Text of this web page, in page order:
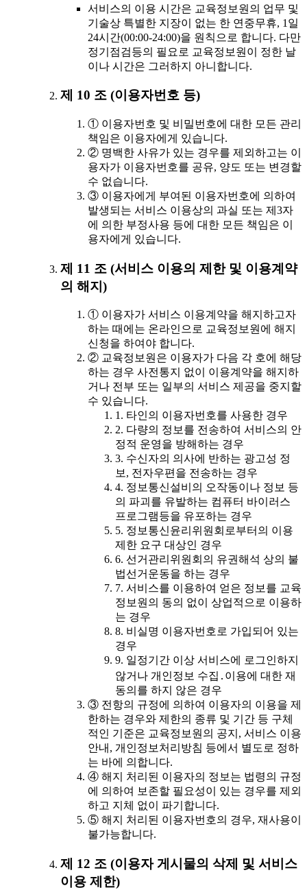
서비스의 이용 시간은 교육정보원의 업무 및
기술상 특별한 지장이 없는 한 연중무휴, 1일
24시간(00:00-24:00)을 원칙으로 합니다. 다만
정기점검등의 필요로 교육정보원이 정한 날
이나 시간은 그러하지 아니합니다.
제 10 조 (이용자번호 등)
① 이용자번호 및 비밀번호에 대한 모든 관리
책임은 이용자에게 있습니다.
② 명백한 사유가 있는 경우를 제외하고는 이
용자가 이용자번호를 공유, 양도 또는 변경할
수 없습니다.
③ 이용자에게 부여된 이용자번호에 의하여
발생되는 서비스 이용상의 과실 또는 제3자
에 의한 부정사용 등에 대한 모든 책임은 이
용자에게 있습니다.
제 11 조 (서비스 이용의 제한 및 이용계약
의 해지)
① 이용자가 서비스 이용계약을 해지하고자
하는 때에는 온라인으로 교육정보원에 해지
신청을 하여야 합니다.
② 교육정보원은 이용자가 다음 각 호에 해당
하는 경우 사전통지 없이 이용계약을 해지하
거나 전부 또는 일부의 서비스 제공을 중지할
수 있습니다.
1. 타인의 이용자번호를 사용한 경우
2. 다량의 정보를 전송하여 서비스의 안
정적 운영을 방해하는 경우
3. 수신자의 의사에 반하는 광고성 정
보, 전자우편을 전송하는 경우
4. 정보통신설비의 오작동이나 정보 등
의 파괴를 유발하는 컴퓨터 바이러스
프로그램등을 유포하는 경우
5. 정보통신윤리위원회로부터의 이용
제한 요구 대상인 경우
6. 선거관리위원회의 유권해석 상의 불
법선거운동을 하는 경우
7. 서비스를 이용하여 얻은 정보를 교육
정보원의 동의 없이 상업적으로 이용하
는 경우
8. 비실명 이용자번호로 가입되어 있는
경우
9. 일정기간 이상 서비스에 로그인하지
않거나 개인정보 수집․이용에 대한 재
동의를 하지 않은 경우
③ 전항의 규정에 의하여 이용자의 이용을 제
한하는 경우와 제한의 종류 및 기간 등 구체
적인 기준은 교육정보원의 공지, 서비스 이용
안내, 개인정보처리방침 등에서 별도로 정하
는 바에 의합니다.
④ 해지 처리된 이용자의 정보는 법령의 규정
에 의하여 보존할 필요성이 있는 경우를 제외
하고 지체 없이 파기합니다.
⑤ 해지 처리된 이용자번호의 경우, 재사용이
불가능합니다.
제 12 조 (이용자 게시물의 삭제 및 서비스
이용 제한)